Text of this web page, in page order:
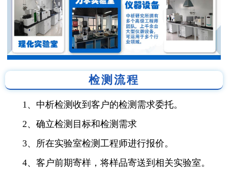
检测流程
1、中析检测收到客户的检测需求委托。
2、确立检测目标和检测需求
3、所在实验室检测工程师进行报价。
4、客户前期寄样，将样品寄送到相关实验室。